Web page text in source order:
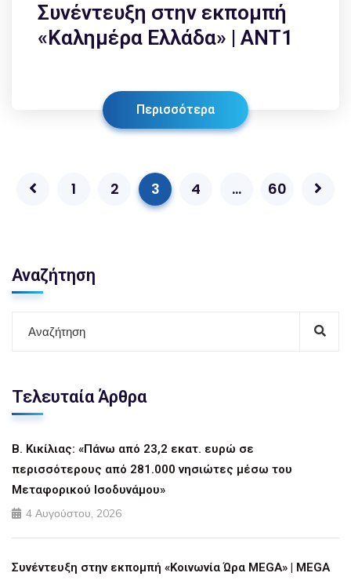
Συνέντευξη στην εκπομπή
«Καλημέρα Ελλάδα» | ANT1
Περισσότερα
1 2 3 4 … 60
Αναζήτηση
Τελευταία Άρθρα
Β. Κικίλιας: «Πάνω από 23,2 εκατ. ευρώ σε
περισσότερους από 281.000 νησιώτες μέσω του
Μεταφορικού Ισοδυνάμου»
4 Αυγούστου, 2026
Συνέντευξη στην εκπομπή «Κοινωνία Ώρα MEGA» | MEGA